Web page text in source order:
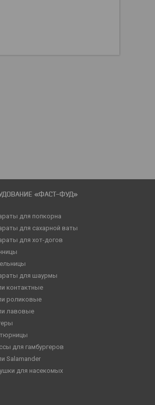
«ФАСТ-ФУД»
для попкорна
для сахарной ваты
для хот-догов
для шаурмы
контактные
роликовые
лавовые
для гамбургеров
Salamander
для насекомых